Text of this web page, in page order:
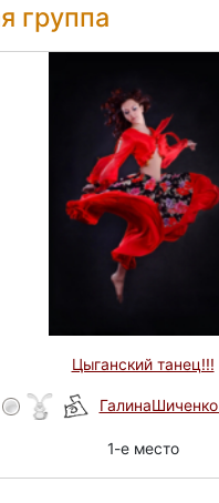
группа
Цыганский танец!!!
ГалинаШиченко
1-e место